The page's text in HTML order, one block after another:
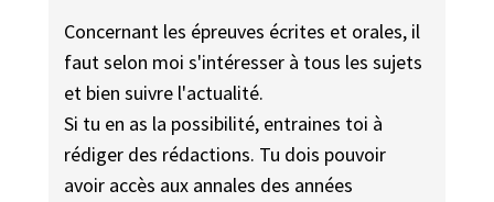
Concernant les épreuves écrites et orales, il
faut selon moi s'intéresser à tous les sujets
et bien suivre l'actualité.
Si tu en as la possibilité, entraines toi à
rédiger des rédactions. Tu dois pouvoir
avoir accès aux annales des années